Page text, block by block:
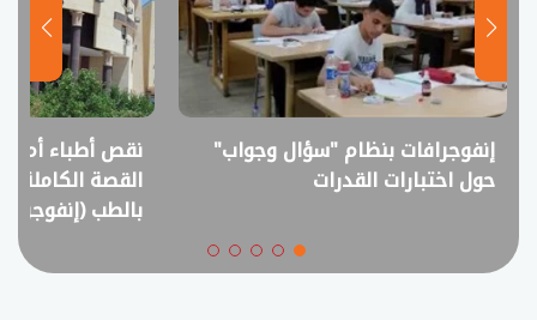
إنفوجرافات بنظام "سؤال وجواب"
حول اختبارات القدرات
نقص أطباء أم
القصة الكاملة
بالطب